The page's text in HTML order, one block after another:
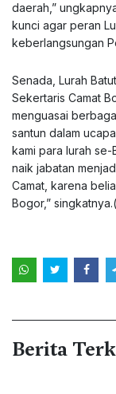
daerah,”
kunci agar peran
keberlangsungan
Senada, Lurah
Sekertaris Camat
menguasai
santun dalam
kami para lurah
naik jabatan
Camat, karena
Bogor,”
Berita